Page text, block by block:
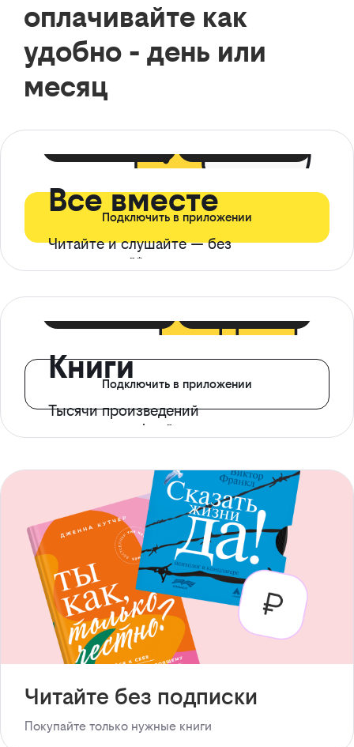
оплачивайте как
удобно - день или
месяц
Все вместе
Читайте и слушайте — без
ограничений*
Подключить в приложении
Книги
Тысячи произведений
с доступом офлайн
Подключить в приложении
Читайте без подписки
Покупайте только нужные книги